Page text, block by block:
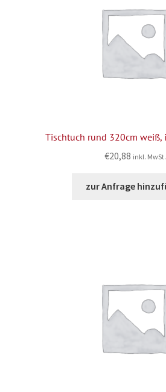
Tischtuch rund 320cm weiß,
€20,88 inkl. MwSt.
zur Anfrage